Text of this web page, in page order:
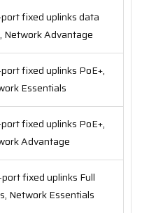
fixed uplinks data
Network Advantage
fixed uplinks PoE+,
Essentials
fixed uplinks PoE+,
Advantage
fixed uplinks Full
Network Essentials